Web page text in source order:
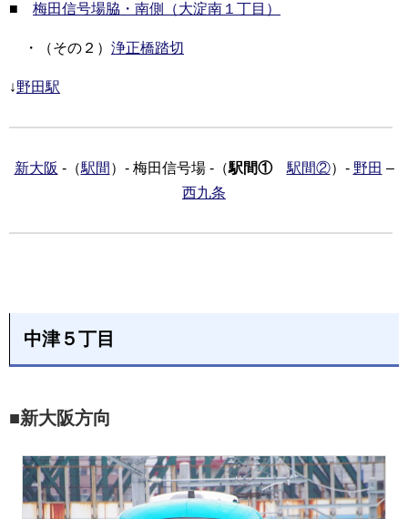
■ 梅田信号場脇・南側（大淀南１丁目）
・（その２） 浄正橋踏切
↓野田駅
新大阪 -（駅間 ）- 梅田信号場 -（駅間① 駅間②）- 野田 –
西九条
中津５丁目
■新大阪方向